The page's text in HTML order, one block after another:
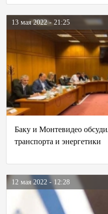
13 мая 2022 - 21:25
Баку и Монтевидео
транспорта и энергетики
12 мая 2022 - 12:28